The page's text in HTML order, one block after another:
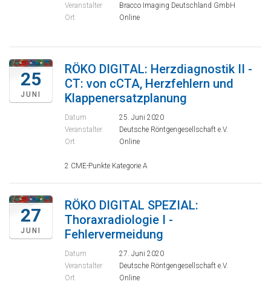
Veranstalter
Bracco Imaging Deutschland GmbH
Ort
Online
25
JUNI
RÖKO DIGITAL: Herzdiagnostik II -
CT: von cCTA, Herzfehlern und
Klappenersatzplanung
Datum
25. Juni 2020
Veranstalter
Deutsche Röntgengesellschaft e.V.
Ort
Online
2 CME-Punkte Kategorie A
27
JUNI
RÖKO DIGITAL SPEZIAL:
Thoraxradiologie I -
Fehlervermeidung
Datum
27. Juni 2020
Veranstalter
Deutsche Röntgengesellschaft e.V.
Ort
Online